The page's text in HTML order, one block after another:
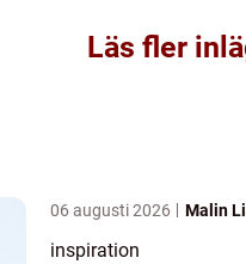
Läs fler
06 augusti 2026 Malin
inspiration